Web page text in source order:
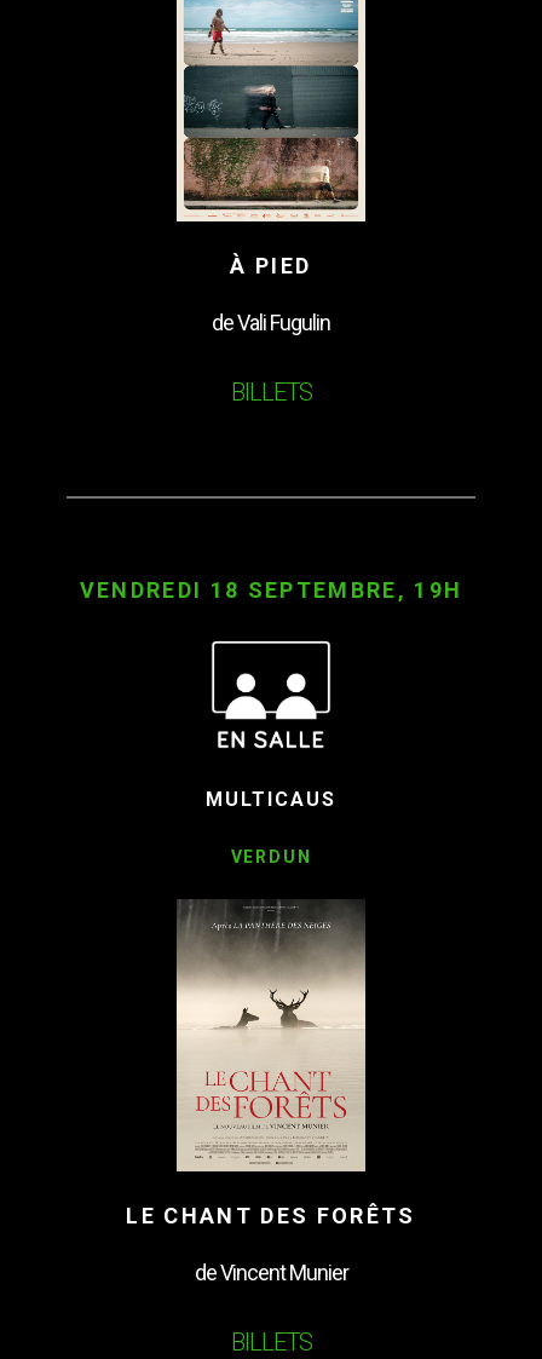
À PIED
de Vali Fugulin
BILLETS
VENDREDI 18 SEPTEMBRE, 19H
MULTICAUS
VERDUN
LE CHANT DES FORÊTS
de Vincent Munier
BILLETS